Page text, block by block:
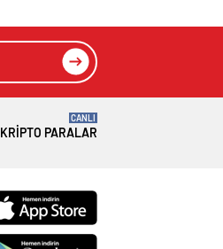
KRIPTO PARALAR
CANLI